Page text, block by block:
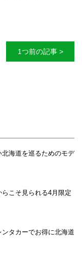
1つ前の記事 >
海道を巡るためのモデ
らこそ見られる4月限定
タカーでお得に北海道